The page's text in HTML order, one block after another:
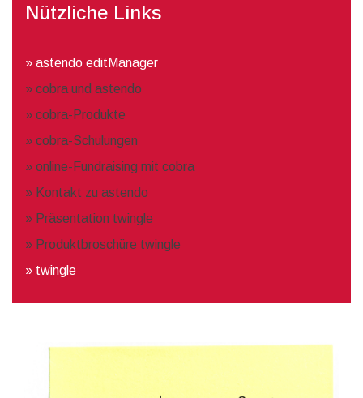
Nützliche Links
» astendo editManager
» cobra und astendo
» cobra-Produkte
» cobra-Schulungen
» online-Fundraising mit cobra
» Kontakt zu astendo
» Präsentation twingle
» Produktbroschüre twingle
» twingle